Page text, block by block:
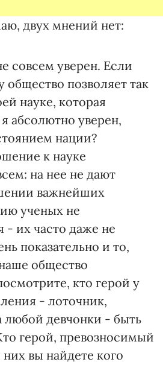
двух мнений нет:
совсем уверен. Если
общество позволяет так
науке, которая
абсолютно уверен,
нации?
к науке
на нее не дают
важнейших
ученых не
- их часто даже не
показательно и то,
общество
кто герой у
- лоточник,
любой девчонки - быть
герой, превозносимый
вы найдете кого